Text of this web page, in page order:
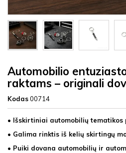
Automobilio
raktams – originali
Kodas00714
• Išskirtiniai automobilių tematikos
• Galima rinktis iš kelių skirtingų
• Puiki dovana automobilių ir